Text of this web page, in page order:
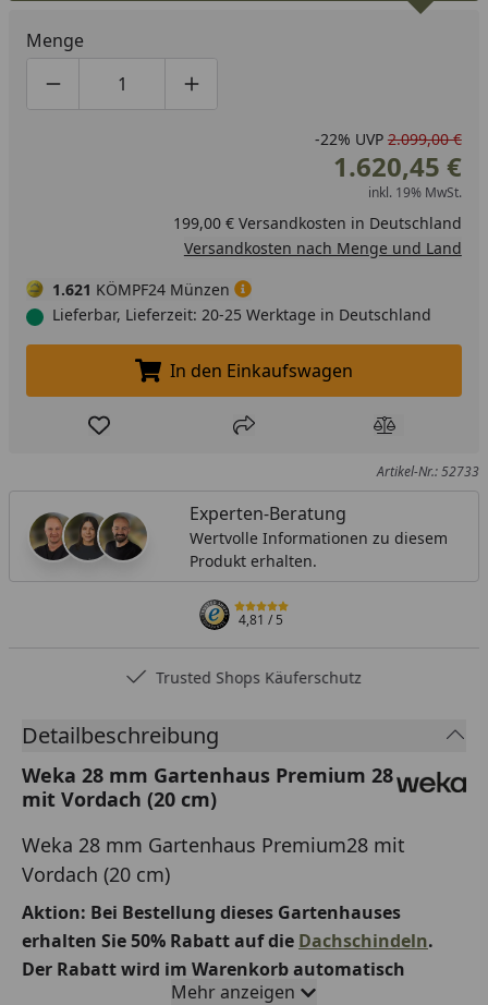
Menge
Produktmenge um eins verringern
Produktmenge manuell eingeben
Produktmenge um eins erhöhen
-22% UVP 2.099,00 €
1.620,45 €
inkl. 19% MwSt.
199,00 € Versandkosten in Deutschland
Versandkosten nach Menge und Land
1.621 KÖMPF24 Münzen
Lieferbar, Lieferzeit: 20-25 Werktage in Deutschland
In den Einkaufswagen legen
In den Einkaufswagen
Produkt zur Wunschliste hinzufügen
Teilen Produkt
Artikel-Nr.: 52733
Experten-Beratung
Wertvolle Informationen zu diesem
Produkt erhalten.
4,81/ 5
Trusted Shops Käuferschutz
Detailbeschreibung
Weka 28 mm Gartenhaus Premium 28
mit Vordach (20 cm)
Weka 28 mm Gartenhaus Premium28 mit
Vordach (20 cm)
Aktion: Bei Bestellung dieses Gartenhauses
erhalten Sie 50% Rabatt auf die Dachschindeln.
Der Rabatt wird im Warenkorb automatisch
Mehr anzeigen